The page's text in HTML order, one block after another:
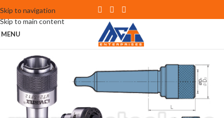
Skip to navigation
Skip to main content
MENU